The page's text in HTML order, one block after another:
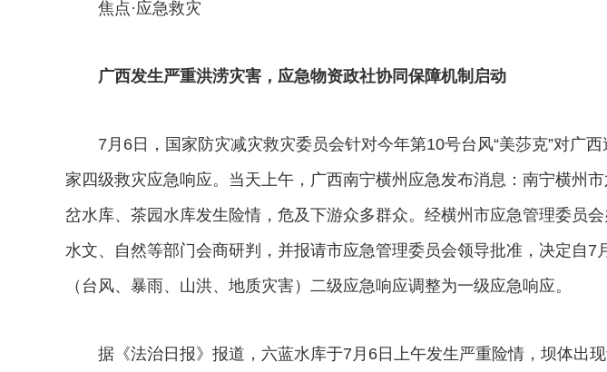
焦点·应急救灾
广西发生严重洪涝灾害，应急物资政社协同保障机制启动
7月6日，国家防灾减灾救灾委员会针对今年第10号台风“美莎克”对广
家四级救灾应急响应。当天上午，广西南宁横州应急发布消息：南宁横州
岔水库、茶园水库发生险情，危及下游众多群众。经横州市应急管理委员会
水文、自然等部门会商研判，并报请市应急管理委员会领导批准，决定自7
（台风、暴雨、山洪、地质灾害）二级应急响应调整为一级应急响应。
据《法治日报》报道，六蓝水库于7月6日上午发生严重险情，坝体出现